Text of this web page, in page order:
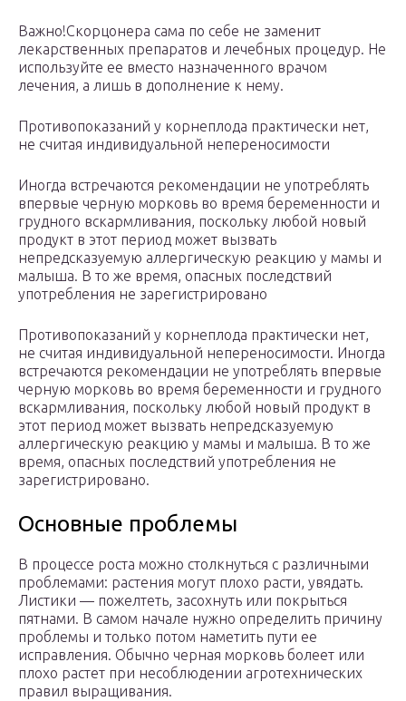
Важно!Скорцонера сама по себе не заменит
лекарственных препаратов и лечебных процедур. Не
используйте ее вместо назначенного врачом
лечения, а лишь в дополнение к нему.
Противопоказаний у корнеплода практически нет,
не считая индивидуальной непереносимости
Иногда встречаются рекомендации не употреблять
впервые черную морковь во время беременности и
грудного вскармливания, поскольку любой новый
продукт в этот период может вызвать
непредсказуемую аллергическую реакцию у мамы и
малыша. В то же время, опасных последствий
употребления не зарегистрировано
Противопоказаний у корнеплода практически нет,
не считая индивидуальной непереносимости. Иногда
встречаются рекомендации не употреблять впервые
черную морковь во время беременности и грудного
вскармливания, поскольку любой новый продукт в
этот период может вызвать непредсказуемую
аллергическую реакцию у мамы и малыша. В то же
время, опасных последствий употребления не
зарегистрировано.
Основные проблемы
В процессе роста можно столкнуться с различными
проблемами: растения могут плохо расти, увядать.
Листики — пожелтеть, засохнуть или покрыться
пятнами. В самом начале нужно определить причину
проблемы и только потом наметить пути ее
исправления. Обычно черная морковь болеет или
плохо растет при несоблюдении агротехнических
правил выращивания.